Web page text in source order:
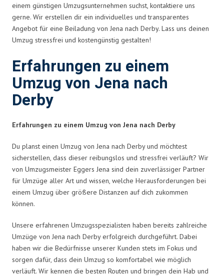
einem günstigen Umzugsunternehmen suchst, kontaktiere uns
gerne. Wir erstellen dir ein individuelles und transparentes
Angebot für eine Beiladung von Jena nach Derby. Lass uns deinen
Umzug stressfrei und kostengünstig gestalten!
Erfahrungen zu einem
Umzug von Jena nach
Derby
Erfahrungen zu einem Umzug von Jena nach Derby
Du planst einen Umzug von Jena nach Derby und möchtest
sicherstellen, dass dieser reibungslos und stressfrei verläuft? Wir
von Umzugsmeister Eggers Jena sind dein zuverlässiger Partner
für Umzüge aller Art und wissen, welche Herausforderungen bei
einem Umzug über größere Distanzen auf dich zukommen
können.
Unsere erfahrenen Umzugsspezialisten haben bereits zahlreiche
Umzüge von Jena nach Derby erfolgreich durchgeführt. Dabei
haben wir die Bedürfnisse unserer Kunden stets im Fokus und
sorgen dafür, dass dein Umzug so komfortabel wie möglich
verläuft. Wir kennen die besten Routen und bringen dein Hab und